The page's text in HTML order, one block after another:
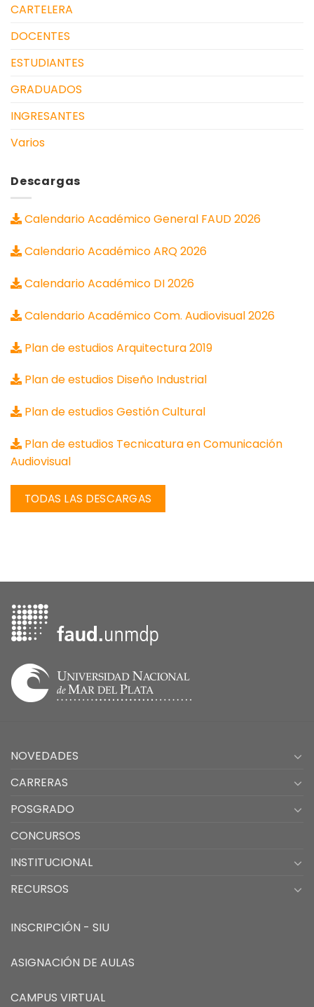
CARTELERA
DOCENTES
ESTUDIANTES
GRADUADOS
INGRESANTES
Varios
Descargas
Calendario Académico General FAUD 2026
Calendario Académico ARQ 2026
Calendario Académico DI 2026
Calendario Académico Com. Audiovisual 2026
Plan de estudios Arquitectura 2019
Plan de estudios Diseño Industrial
Plan de estudios Gestión Cultural
Plan de estudios Tecnicatura en Comunicación
Audiovisual
NOVEDADES
CARRERAS
POSGRADO
CONCURSOS
INSTITUCIONAL
RECURSOS
INSCRIPCIÓN - SIU
ASIGNACIÓN DE AULAS
CAMPUS VIRTUAL